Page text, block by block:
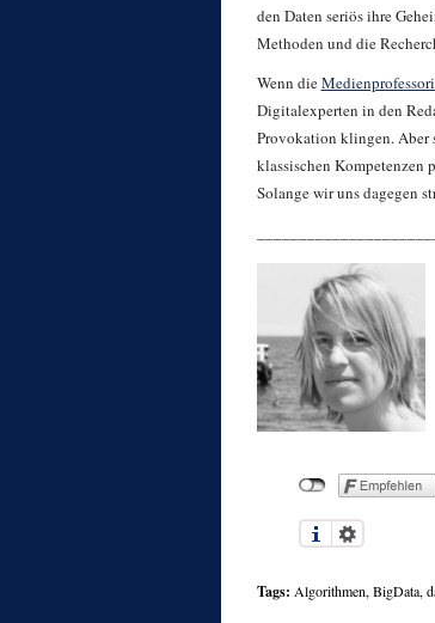
den Daten seriös ihre
Methoden und die
Wenn die
Digitalexperten in den
Provokation klingen. Aber
klassischen Kompetenzen
Solange wir uns dagegen
Tags: Algorithmen, BigData,